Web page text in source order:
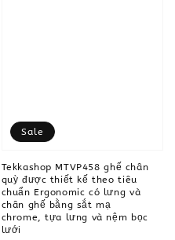
Sale
Tekkashop MTVP458 ghế chân
quỳ được thiết kế theo tiêu
chuẩn Ergonomic có lưng và
chân ghế bằng sắt mạ
chrome, tựa lưng và nệm bọc
lưới